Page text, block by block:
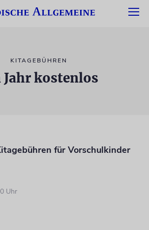
KITAGEBÜHREN
Jahr kostenlos
für Vorschulkinder
Uhr